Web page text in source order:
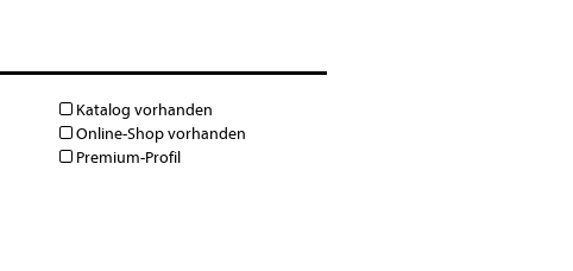
Katalog vorhanden
Online-Shop vorhanden
Premium-Profil